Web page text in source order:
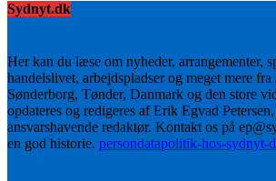
Sydnyt.dk
Her kan du læse om nyheder, arrangementer,
handelslivet, arbejdspladser og meget mere
Sønderborg, Tønder, Danmark og den store
opdateres og redigeres af Erik Egvad
ansvarshavende redaktør. Kontakt os på
en god historie. persondatapolitik-hos-sydnyt-